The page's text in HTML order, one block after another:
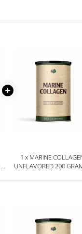
1 x MARINE
UNFLAVORED 200